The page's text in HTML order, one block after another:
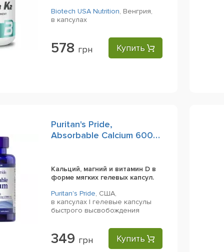
Biotech USA Nutrition, Венгрия,
в капсулах
578 грн Купить
Puritan's Pride,
Absorbable Calcium 600
Release Softgels
Кальций, магний и витамин D в
форме мягких гелевых капсул.
Puritan's Pride, США,
в капсулах | гелевые капсулы
быстрого высвобождения
349 грн Купить